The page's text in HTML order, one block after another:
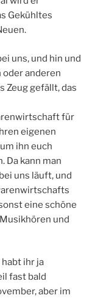
Gekühltes
uns, und hin und
anderen
Zeug gefällt, das
für
eigenen
ihn euch
Da kann man
uns läuft, und
eine schöne
und
habt ihr ja
fast bald
aber im